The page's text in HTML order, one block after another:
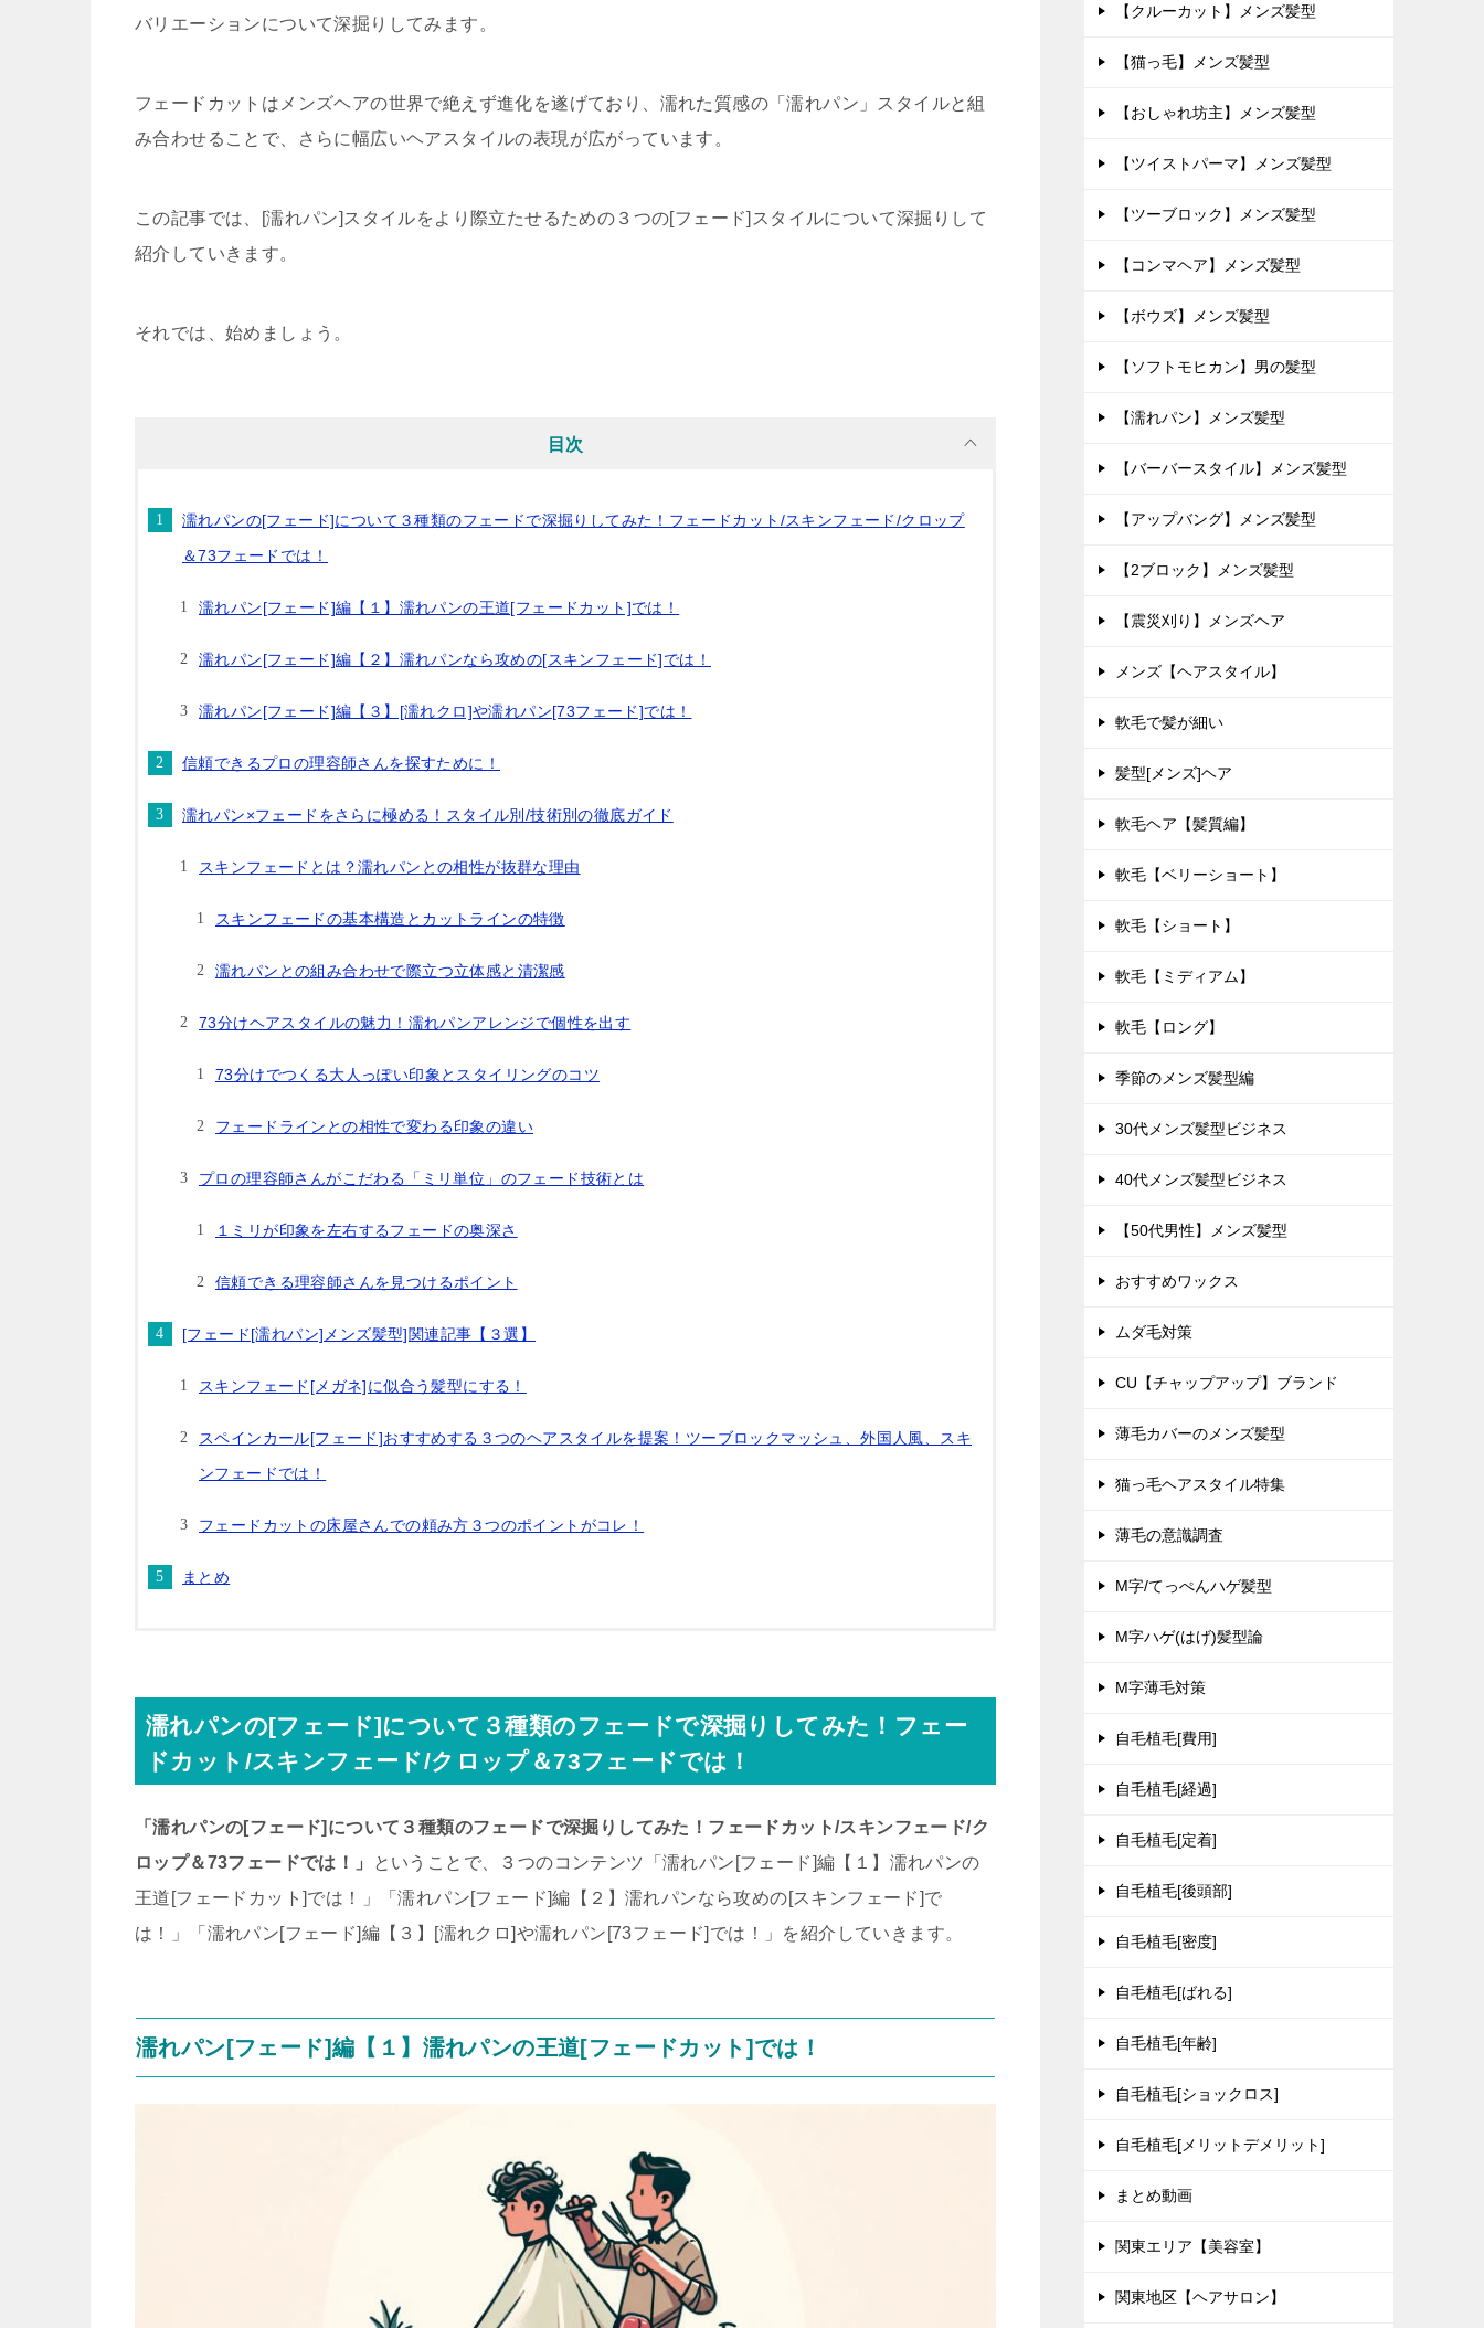
バリエーションについて深掘りしてみます。
フェードカットはメンズヘアの世界で絶えず進化を遂げており、濡れた質感の「濡れパン」スタイルと組
み合わせることで、さらに幅広いヘアスタイルの表現が広がっています。
この記事では、[濡れパン]スタイルをより際立たせるための３つの[フェード]スタイルについて深掘りして
紹介していきます。
それでは、始めましょう。
目次
濡れパンの[フェード]について３種類のフェードで深掘りしてみた！フェードカット/スキンフェード/クロップ
＆73フェードでは！
濡れパン[フェード]編【１】濡れパンの王道[フェードカット]では！
濡れパン[フェード]編【２】濡れパンなら攻めの[スキンフェード]では！
濡れパン[フェード]編【３】[濡れクロ]や濡れパン[73フェード]では！
信頼できるプロの理容師さんを探すために！
濡れパン×フェードをさらに極める！スタイル別/技術別の徹底ガイド
スキンフェードとは？濡れパンとの相性が抜群な理由
スキンフェードの基本構造とカットラインの特徴
濡れパンとの組み合わせで際立つ立体感と清潔感
73分けヘアスタイルの魅力！濡れパンアレンジで個性を出す
73分けでつくる大人っぽい印象とスタイリングのコツ
フェードラインとの相性で変わる印象の違い
プロの理容師さんがこだわる「ミリ単位」のフェード技術とは
１ミリが印象を左右するフェードの奥深さ
信頼できる理容師さんを見つけるポイント
[フェード[濡れパン]メンズ髪型]関連記事【３選】
スキンフェード[メガネ]に似合う髪型にする！
スペインカール[フェード]おすすめする３つのヘアスタイルを提案！ツーブロックマッシュ、外国人風、スキ
ンフェードでは！
フェードカットの床屋さんでの頼み方３つのポイントがコレ！
まとめ
濡れパンの[フェード]について３種類のフェードで深掘りしてみた！フェー
ドカット/スキンフェード/クロップ＆73フェードでは！
「濡れパンの[フェード]について３種類のフェードで深掘りしてみた！フェードカット/スキンフェード/ク
ロップ＆73フェードでは！」
ということで、３つのコンテンツ「濡れパン[フェード]編【１】濡れパンの
王道[フェードカット]では！」「濡れパン[フェード]編【２】濡れパンなら攻めの[スキンフェード]で
は！」「濡れパン[フェード]編【３】[濡れクロ]や濡れパン[73フェード]では！」を紹介していきます。
濡れパン[フェード]編【１】濡れパンの王道[フェードカット]では！
【クルーカット】メンズ髪型
【猫っ毛】メンズ髪型
【おしゃれ坊主】メンズ髪型
【ツイストパーマ】メンズ髪型
【ツーブロック】メンズ髪型
【コンマヘア】メンズ髪型
【ボウズ】メンズ髪型
【ソフトモヒカン】男の髪型
【濡れパン】メンズ髪型
【バーバースタイル】メンズ髪型
【アップバング】メンズ髪型
【2ブロック】メンズ髪型
【震災刈り】メンズヘア
メンズ【ヘアスタイル】
軟毛で髪が細い
髪型[メンズ]ヘア
軟毛ヘア【髪質編】
軟毛【ベリーショート】
軟毛【ショート】
軟毛【ミディアム】
軟毛【ロング】
季節のメンズ髪型編
30代メンズ髪型ビジネス
40代メンズ髪型ビジネス
【50代男性】メンズ髪型
おすすめワックス
ムダ毛対策
CU【チャップアップ】ブランド
薄毛カバーのメンズ髪型
猫っ毛ヘアスタイル特集
薄毛の意識調査
M字/てっぺんハゲ髪型
M字ハゲ(はげ)髪型論
M字薄毛対策
自毛植毛[費用]
自毛植毛[経過]
自毛植毛[定着]
自毛植毛[後頭部]
自毛植毛[密度]
自毛植毛[ばれる]
自毛植毛[年齢]
自毛植毛[ショックロス]
自毛植毛[メリットデメリット]
まとめ動画
関東エリア【美容室】
関東地区【ヘアサロン】